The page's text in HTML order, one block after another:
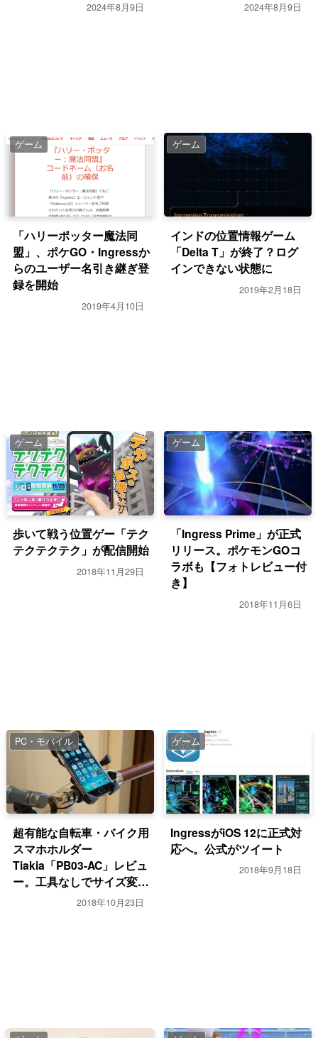
2024年8月9日 2024年8月9日
ゲーム
「ハリーポッター魔法同
盟」、ポケGO・Ingressか
らのユーザー名引き継ぎ登
録を開始
2019年4月10日
ゲーム
インドの位置情報ゲーム
「Delta T」が終了？ログ
インできない状態に
2019年2月18日
ゲーム
歩いて戦う位置ゲー「テク
テクテクテク」が配信開始
2018年11月29日
ゲーム
「Ingress Prime」が正式
リリース。ポケモンGOコ
ラボも【フォトレビュー付
き】
2018年11月6日
PC・モバイル
超有能な自転車・バイク用
スマホホルダー
Tiakia「PB03-AC」レビュ
ー。工具なしでサイズ変
更、取り外しで折りたたみ
2018年10月23日
ゲーム
IngressがiOS 12に正式対
応へ。公式がツイート
2018年9月18日